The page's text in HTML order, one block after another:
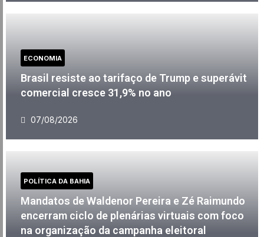
ECONOMIA
Brasil resiste ao tarifaço de Trump e superávit
comercial cresce 31,9% no ano
07/08/2026
POLÍTICA DA BAHIA
Mandatos de Waldenor Pereira e Zé Raimundo
encerram ciclo de plenárias virtuais com foco
na organização da campanha eleitoral